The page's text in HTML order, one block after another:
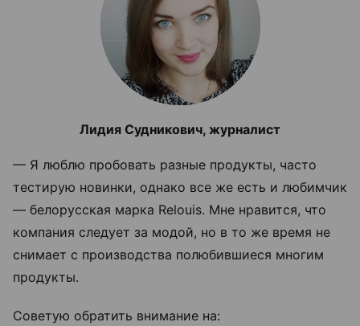
Лидия Судникович, журналист
— Я люблю пробовать разные продукты, часто
тестирую новинки, однако все же есть и любимчик
— белорусская марка Relouis. Мне нравится, что
компания следует за модой, но в то же время не
снимает с производства полюбившиеся многим
продукты.
Советую обратить внимание на: